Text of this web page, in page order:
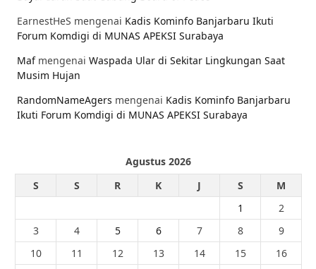
EarnestHeS mengenai Kadis Kominfo Banjarbaru Ikuti
Forum Komdigi di MUNAS APEKSI Surabaya
Mafmengenai Waspada Ular di Sekitar Lingkungan Saat
Musim Hujan
RandomNameAgers mengenai Kadis Kominfo Banjarbaru
Ikuti Forum Komdigi di MUNAS APEKSI Surabaya
Agustus 2026
S
S R K J S
M
1
2
3
4 5 6 7 8
9
10
11 12 13 14 15 16